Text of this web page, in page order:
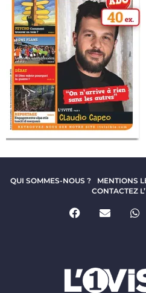
QUI SOMMES-NOUS ? MENTIONS
CONTACTEZ